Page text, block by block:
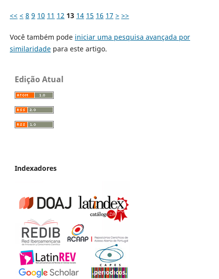
<< < 8 9 10 11 12 13 14 15 16 17 > >>
Você também pode iniciar uma pesquisa avançada por
similaridadepara este artigo.
Edição Atual
Indexadores